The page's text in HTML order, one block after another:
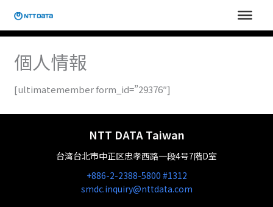
を
個人情報
[ultimatemember form_id=”29376″]
NTT DATA Taiwan
台湾台北市中正区忠孝西路一段4号7階D室
+886-2-2388-5800 #1312
smdc.inquiry@nttdata.com